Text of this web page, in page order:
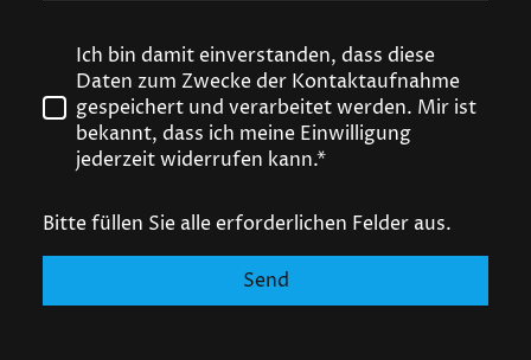
Ich bin damit einverstanden, dass diese
Daten zum Zwecke der Kontaktaufnahme
gespeichert und verarbeitet werden. Mir ist
bekannt, dass ich meine Einwilligung
jederzeit widerrufen kann.*
Bitte füllen Sie alle erforderlichen Felder aus.
Send